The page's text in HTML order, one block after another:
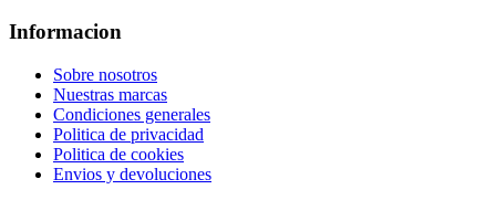
Informacion
Sobre nosotros
Nuestras marcas
Condiciones generales
Politica de privacidad
Politica de cookies
Envios y devoluciones